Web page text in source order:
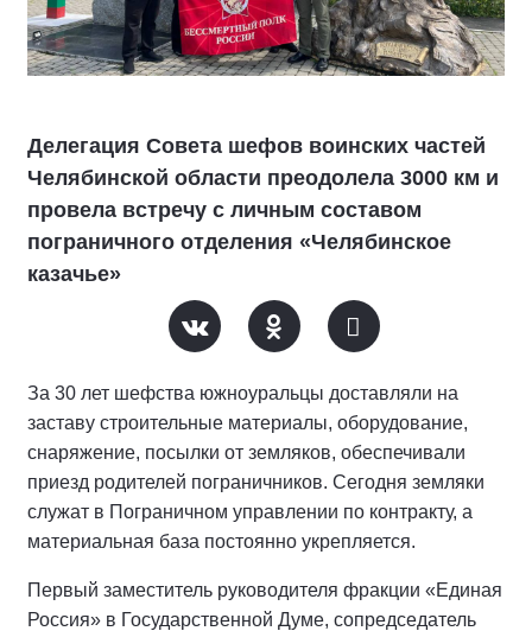
Делегация Совета шефов воинских частей
Челябинской области преодолела 3000 км и
провела встречу с личным составом
пограничного отделения «Челябинское
казачье»
За 30 лет шефства южноуральцы доставляли на
заставу строительные материалы, оборудование,
снаряжение, посылки от земляков, обеспечивали
приезд родителей пограничников. Сегодня земляки
служат в Пограничном управлении по контракту, а
материальная база постоянно укрепляется.
Первый заместитель руководителя фракции «Единая
Россия» в Государственной Думе, сопредседатель